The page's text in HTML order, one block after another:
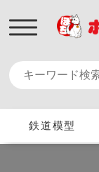
鉄道模型